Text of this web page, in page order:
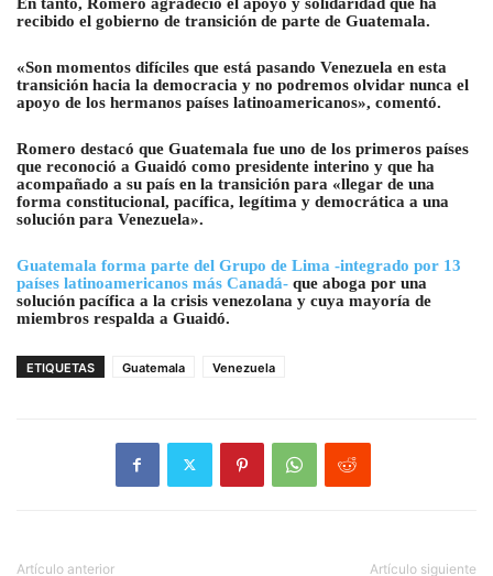
recibido el gobierno de transición de parte de Guatemala.
«Son momentos difíciles que está pasando Venezuela en esta
transición hacia la democracia y no podremos olvidar nunca el
apoyo de los hermanos países latinoamericanos», comentó.
Romero destacó que Guatemala fue uno de los primeros países
que reconoció a Guaidó como presidente interino y que ha
acompañado a su país en la transición para «llegar de una
forma constitucional, pacífica, legítima y democrática a una
solución para Venezuela».
Guatemala forma parte del Grupo de Lima -integrado por 13
países latinoamericanos más Canadá- que aboga por una
solución pacífica a la crisis venezolana y cuya mayoría de
miembros respalda a Guaidó.
ETIQUETAS Guatemala Venezuela
Artículo anterior Artículo siguiente